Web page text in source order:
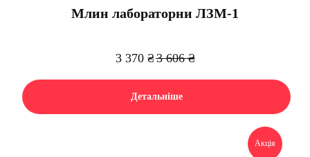
Млин лабораторни ЛЗМ-1
3 370 ₴3 606 ₴
Детальніше
Акція